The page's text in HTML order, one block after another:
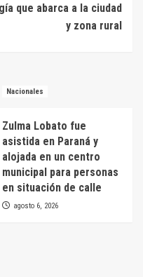
que abarca a la ciudad
y zona rural
Nacionales
Zulma Lobato fue
asistida en Paraná y
alojada en un centro
municipal para personas
en situación de calle
agosto 6, 2026